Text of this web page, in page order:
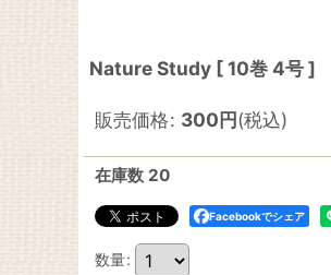
Nature Study [ 10巻 4号 ]
販売価格: 300円(税込)
在庫数 20
Facebookでシェア
数量: